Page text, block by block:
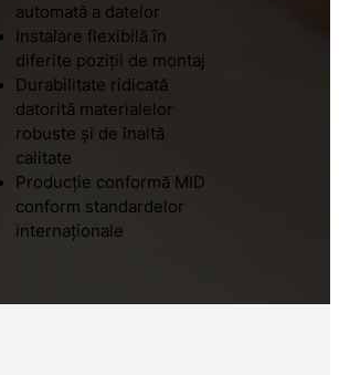
automată a datelor
Instalare flexibilă în
diferite poziții de montaj
Durabilitate ridicată
datorită materialelor
robuste și de înaltă
calitate
Producție conformă MID
conform standardelor
internaționale